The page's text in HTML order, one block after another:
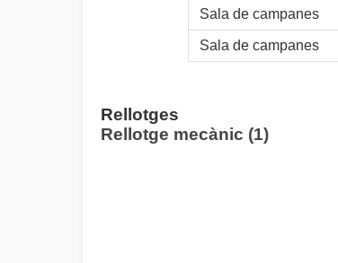
Sala de campanes
Sala de campanes
Rellotges
Rellotge mecànic (1)